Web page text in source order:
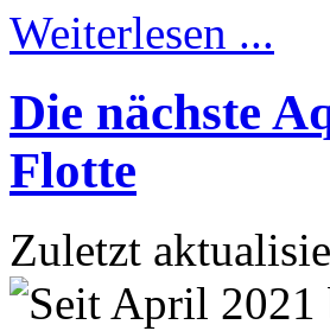
Weiterlesen ...
Die nächste
Flotte
Zuletzt